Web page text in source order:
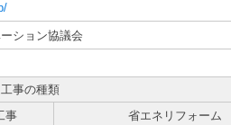
ション協議会
事の種類
事
省エネリフォーム